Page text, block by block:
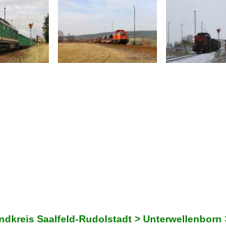
Saalfeld-Rudolstadt > Unterwellenborn